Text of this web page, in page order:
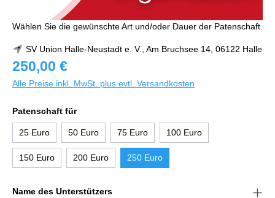
Wählen Sie die gewünschte Art und/oder Dauer der Patenschaft.
SV Union Halle-Neustadt e. V., Am Bruchsee 14, 06122 Halle
250,00 €
Alle Preise inkl. MwSt. plus evtl. Versandkosten
Patenschaft für
25 Euro 50 Euro 75 Euro 100 Euro
150 Euro 200 Euro 250 Euro
Name des Unterstützers